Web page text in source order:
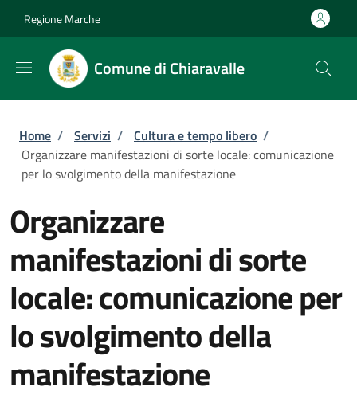
Regione Marche
Comune di Chiaravalle
Briciole di pane
Home / Servizi / Cultura e tempo libero /
Organizzare manifestazioni di sorte locale: comunicazione
per lo svolgimento della manifestazione
Organizzare
manifestazioni di sorte
locale: comunicazione per
lo svolgimento della
manifestazione